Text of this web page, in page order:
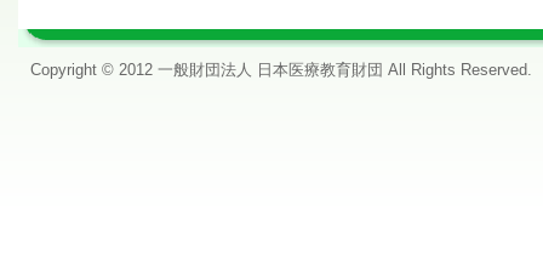
Copyright © 2012 一般財団法人 日本医療教育財団 All Rights Reserved.